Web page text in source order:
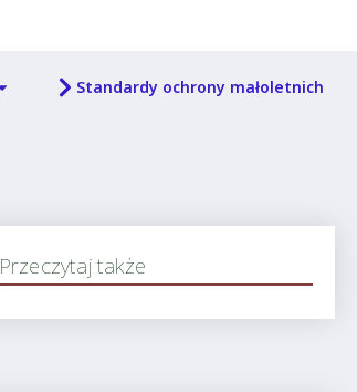
Standardy ochrony małoletnich
Przeczytaj także